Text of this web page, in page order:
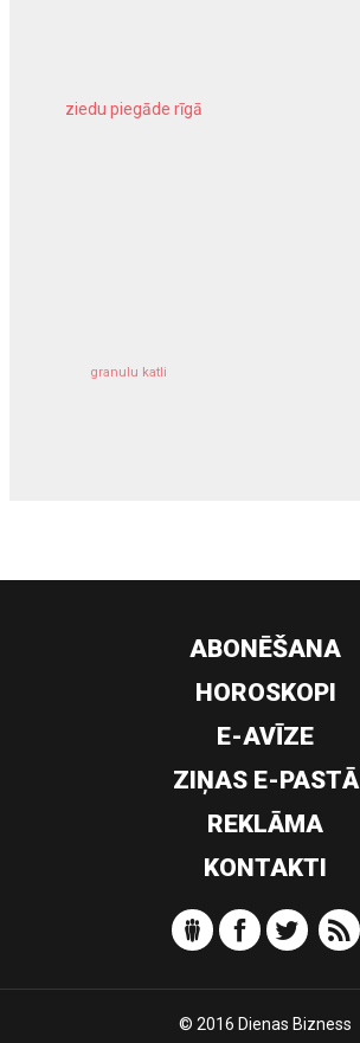
ziedu piegāde rīgā
granulu katli
ABONĒŠANA
HOROSKOPI
E-AVĪZE
ZIŅAS E-PASTĀ
REKLĀMA
KONTAKTI
© 2016 Dienas Bizness